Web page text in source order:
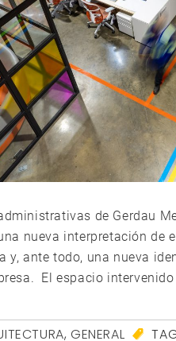
de Gerdau
nueva interpretación de
y, ante todo, una nueva
El espacio intervenido
,GENERAL